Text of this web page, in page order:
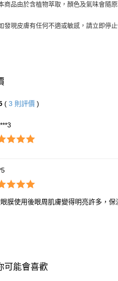
商品由於含植物萃取，顏色及氣味會隨
發現皮膚有任何不適或敏感，請立即停止
( 3 則評價 )
膜使用後眼周肌膚變得明亮許多，
可能會喜歡